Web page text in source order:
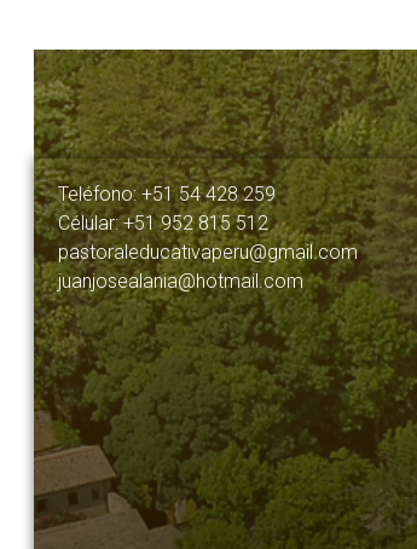
Teléfono: +51 54 428 259
Célular: +51 952 815 512
pastoraleducativaperu@gmail.com
juanjosealania@hotmail.com